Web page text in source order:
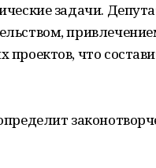
задачи.
что